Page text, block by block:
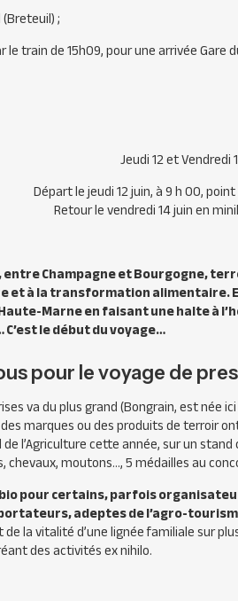
;
le train de 15h09, pour une arrivée Gare
Jeudi 12 et Vendredi
Départ le jeudi 12 juin, à 9 h 00,
Retour le vendredi 14 juin en
entre Champagne et Bourgogne,
et à la transformation alimentaire.
Marne en faisant une halte à
le début du voyage…
pour le voyage de
va du plus grand (Bongrain, est née
marques ou des produits de terroir
l’Agriculture cette année, sur un
chevaux, moutons…, 5 médailles au
pour certains, parfois
adeptes de l’agro-
la vitalité d’une lignée familiale sur
des activités ex nihilo.